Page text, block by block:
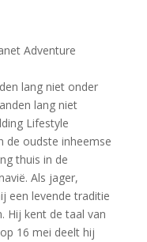
lang niet onder